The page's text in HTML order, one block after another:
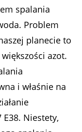
spalania
Problem
planecie to
azot.
i właśnie na
Niestety,